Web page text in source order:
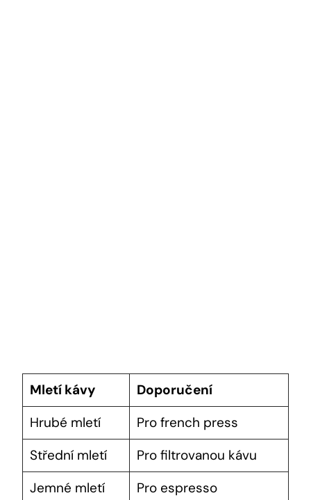
Mletí kávy
Doporučení
Hrubé mletí
Pro french press
Střední mletí
Pro filtrovanou kávu
Jemné mletí
Pro espresso